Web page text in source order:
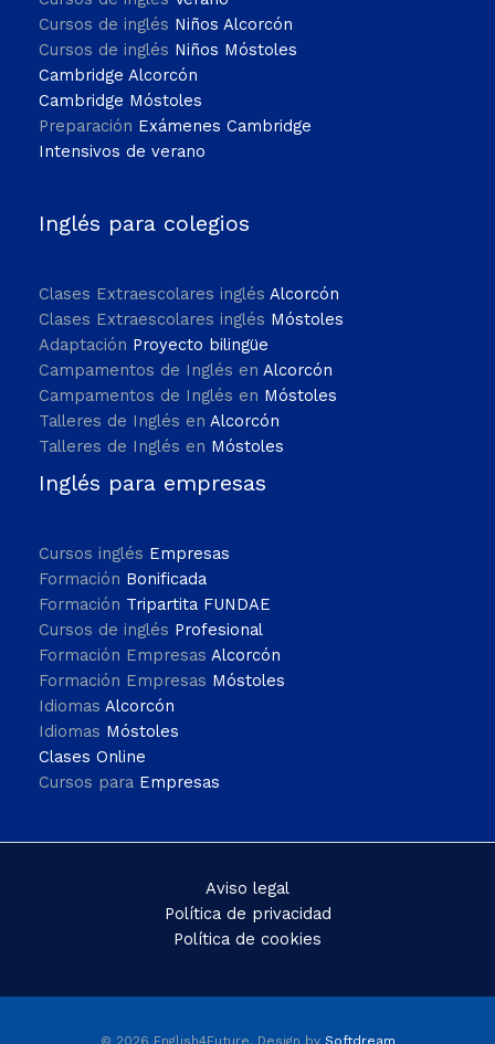
Cursos de inglés Niños Alcorcón
Cursos de inglés Niños Móstoles
Cambridge Alcorcón
Cambridge Móstoles
Preparación Exámenes Cambridge
Intensivos de verano
Inglés para colegios
Clases Extraescolares inglés Alcorcón
Clases Extraescolares inglés Móstoles
Adaptación Proyecto bilingüe
Campamentos de Inglés en Alcorcón
Campamentos de Inglés en Móstoles
Talleres de Inglés en Alcorcón
Talleres de Inglés en Móstoles
Inglés para empresas
Cursos inglés Empresas
Formación Bonificada
Formación Tripartita FUNDAE
Cursos de inglés Profesional
Formación Empresas Alcorcón
Formación Empresas Móstoles
Idiomas Alcorcón
Idiomas Móstoles
Clases Online
Cursos para Empresas
Aviso legal
Política de privacidad
Política de cookies
© 2026 English4Future. Design by Softdream